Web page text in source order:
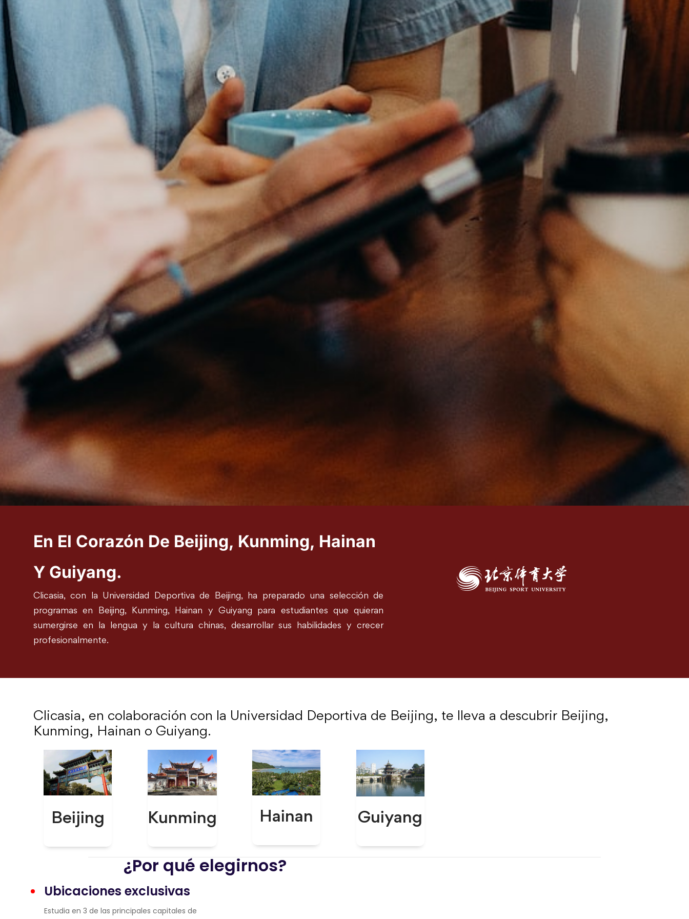
En El Corazón De Beijing, Kunming, Hainan
Y Guiyang.
Clicasia, con la Universidad Deportiva de Beijing, ha preparado una selección de
programas en Beijing, Kunming, Hainan y Guiyang para estudiantes que quieran
sumergirse en la lengua y la cultura chinas, desarrollar sus habilidades y crecer
profesionalmente.
Clicasia, en colaboración con la Universidad Deportiva de Beijing, te lleva a descubrir Beijing,
Kunming, Hainan o Guiyang.
Beijing Kunming Hainan Guiyang
¿Por qué elegirnos?
Ubicaciones exclusivas
Estudia en 3 de las principales capitales de